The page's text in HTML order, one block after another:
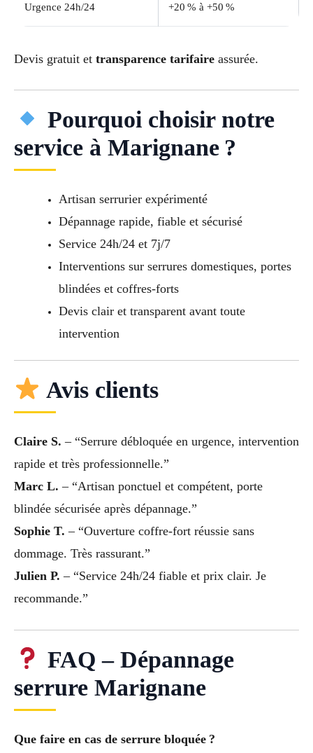
Urgence 24h/24 +20 % à +50 %
Devis gratuit et transparence tarifaire assurée.
Pourquoi choisir notre
service à Marignane ?
Artisan serrurier expérimenté
Dépannage rapide, fiable et sécurisé
Service 24h/24 et 7j/7
Interventions sur serrures domestiques, portes
blindées et coffres-forts
Devis clair et transparent avant toute
intervention
Avis clients
Claire S. – “Serrure débloquée en urgence, intervention
rapide et très professionnelle.”
Marc L. – “Artisan ponctuel et compétent, porte
blindée sécurisée après dépannage.”
Sophie T. – “Ouverture coffre-fort réussie sans
dommage. Très rassurant.”
Julien P. – “Service 24h/24 fiable et prix clair. Je
recommande.”
FAQ – Dépannage
serrure Marignane
Que faire en cas de serrure bloquée ?